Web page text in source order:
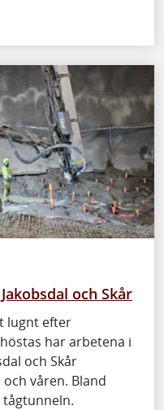
och Skår
lugnt efter
har arbetena i
och Skår
våren. Bland